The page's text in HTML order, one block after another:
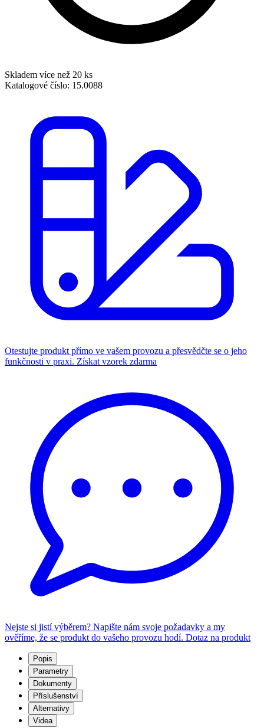
Skladem více než 20 ks
Katalogové číslo: 15.0088
Otestujte produkt přímo ve vašem provozu a přesvědčte se o jeho
funkčnosti v praxi. Získat vzorek zdarma
Nejste si jistí výběrem? Napište nám svoje požadavky a my
ověříme, že se produkt do vašeho provozu hodí. Dotaz na produkt
Popis
Parametry
Dokumenty
Příslušenství
Alternativy
Videa